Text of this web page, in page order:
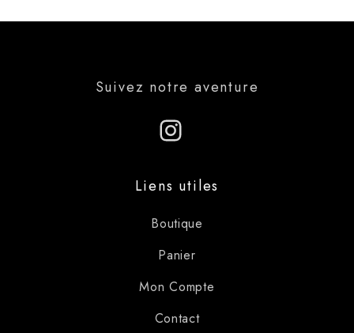
Suivez notre aventure
Instagram
Liens utiles
Boutique
Panier
Mon Compte
Contact